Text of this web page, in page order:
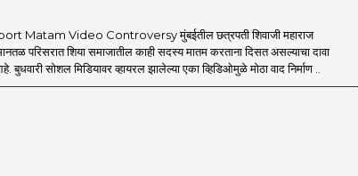
Matam Video Controversy मुंबईतील छत्रपती शिवाजी महाराज
परिसरात शिया समाजातील काही सदस्य मातम करताना दिसत असल्याचा दावा
सोशल मिडियावर व्हायरल झालेल्या एका व्हिडिओमुळे मोठा वाद निर्माण ..